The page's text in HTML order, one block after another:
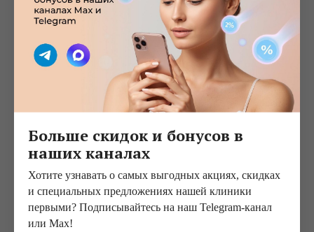
Больше скидок и бонусов в
наших каналах
Хотите узнавать о самых выгодных акциях, скидках
и специальных предложениях нашей клиники
первыми? Подписывайтесь на наш Telegram-канал
или Max!
Козяков Антон Евгеньевич
Онколог, маммолог. Стаж работы — 21 год